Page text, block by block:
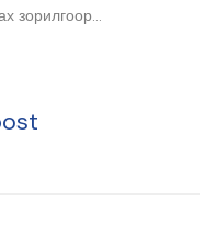
зорилгоор...